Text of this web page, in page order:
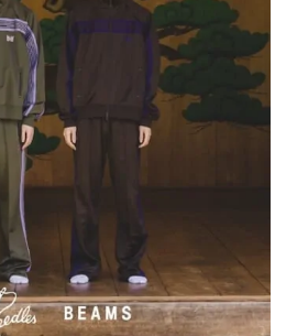
#OUTDOOR
HANDBOOK